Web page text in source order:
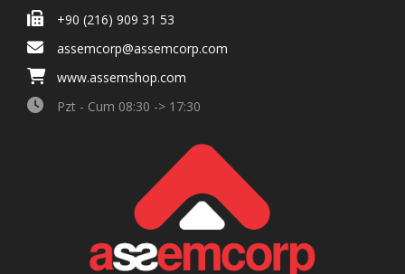
+90 (216) 909 31 53
assemcorp@assemcorp.com
www.assemshop.com
Pzt - Cum 08:30 -> 17:30